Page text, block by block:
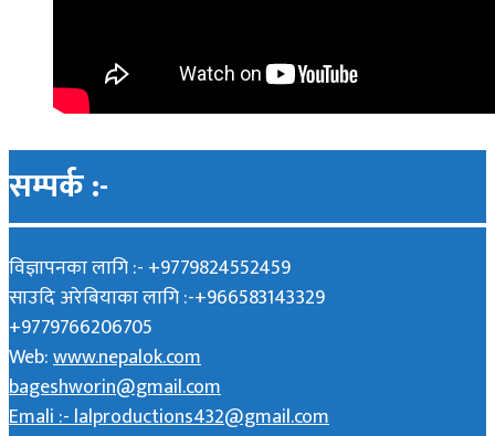
सम्पर्क :-
विज्ञापनका लागि :- +9779824552459
साउदि अरेबियाका लागि :-+966583143329
+9779766206705
Web:www.nepalok.com
bageshworin@gmail.com
Emali :- lalproductions432@gmail.com